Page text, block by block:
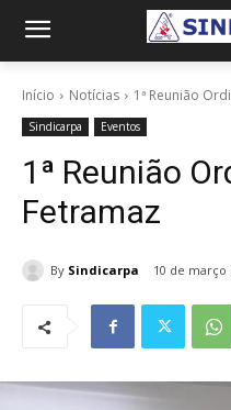
Início Notícias 1ª Reunião
Sindicarpa Eventos
1ª Reunião
Fetramaz
By Sindicarpa 10 de março